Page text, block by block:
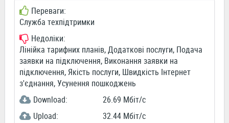
Переваги:
Служба техпідтримки
Недоліки:
Лінійка тарифних планів, Додаткові послуги, Подача
заявки на підключення, Виконання заявки на
підключення, Якість послуги, Швидкість Інтернет
з'єднання, Усунення пошкоджень
Download:
26.69 Мбіт/c
Upload:
32.44 Мбіт/c